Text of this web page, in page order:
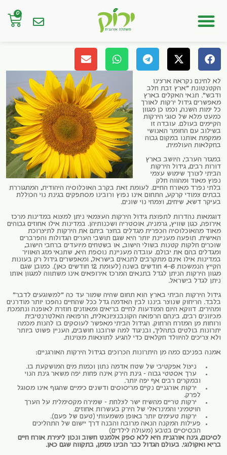
0
לא לחינם נקראה ארצינו
הקטנטונת "ארץ זבת חלב
ודבש". תנאי האקלים בארץ
מאפשרים גידול ירקות לאורך
כל ימות השנה, וכמו כן מגוון
כמעט מלא של סוגי הירקות
הקיימים בעולם. עובדה זו
בשילוב עם החומר האנושי
ממקמת אותנו במקום גבוה
בחקלאות העולמית.
במגזר הערבי, היושב בארץ
דורות רבים, גידול הירקות
הביתי לצורך שימוש עצמי
נפוץ מאוד ומהווה חלק
בלתי נפרד מאורח החיים. לעומת זאת בקרב האוכלוסיה היהודית, המתגוררת
בבתים צמודי קרקע, התחום אינו נפוץ ורובינו מסתפקים בגינת נוי הכוללת
בעיקר דשא, שיחים, וצמחי נוי שונים.
דוגמאות נהדרות לתפוצת גידול הירקות העצמאי ניתן למצוא במדינות מרכז
אירופה, כגון שוויץ, גרמניה, אוסטריה ושכנותיהן. במדינות אילו אחוזים גבוהים
מאוד מהאוכלוסיה הכפרית מגדלים בחצר ביתם את הירקות לתיצרוכת
האישית. תופעה מעניינת יותר היא שגם תושבי הערים הגדולות והפרברים
שוכרים חלקות קטנות בשולי הישוב, או בשטחים מיועדים ברחבי הישוב,
ומגדלים בהם את יבולם. עובדה מעניינת נוספת היא, שתנאי מזג האוויר
במדינות אילו אינם מתקרבים לתנאים בישראל, ומאפשרים גידול רק בעונות
הקייץ הנמשכות 4-6 חודשים בשנה (לעומת 12 חודשים כאן). כמובן שגם
מגוון הירקות הניתן לגדל בתנאים המרכז אירופאים אינו משתווה למגוון אותו
ניתן לגדל בישראל.
גידול הירקות הביתי בארץ הוא תחום שהיה שמור עד כה "למשוגעים לדבר"
בלבד. הריחוק שנוצר ביננו לבין האדמה גדל ככל שהחיים נהפכו יותר מודרנים
ומהירים. דווקא היום המודעות לחיים בריאים ומאוזנים חוזרת לאופנה ונתמכת
מכיוונים רבים, בינהם הרפואה הקונבנציונאלית, הרפואה האלטרנטיבית
ורוחות מן המזרח הרחוק. הגידול הביתי מאפשר לעוסקים בו להנות מכמה
יתרונות בולטים בתהליך, ובניגוד למה שרובנו חושבים, העניין פשוט ביותר
ולא צריכים להיוולד חקלאים כדי להגיע לתוצאות מצוינות.
אמנה בפניכם כמה מן היתרונות הכרוכים בגידול הירקות האורגניים:
ניצול אפקטיבי של שטח אדמה נתון וכמות מים המושקעת בו.
ערך אסטטי גבוה – גינת הירק אינה פחות יפה משאר גינת הנוי
ובמקרים רבים אף יפה יותר.
ירקות אורגניים נקיים מריסוסים ודשנים כימיים שהגוף אינו מסוגל
לפרק.
ירקות טריים מהשיח ישר לצלחת – שמירה מקסימלית על הערך
הויטמיני והמינראלי של הירק בעשרות אחוזים.
ירקות טעימים יותר באופן משמעותי (טעם של פעם).
פעילות המקנה הנאה מרובה והבנה דרך יישום של התהליכים
הבסיסיים בטבע (מעולה לילדים)
לסיכום, גינה אורגנית היא ללא ספק אלמנט חשוב ונכון ליצירת אורח חיים
בריא ואקולוגי. בעולם הגדול כבר הבינו מזמן, בתקווה שגם כאן.